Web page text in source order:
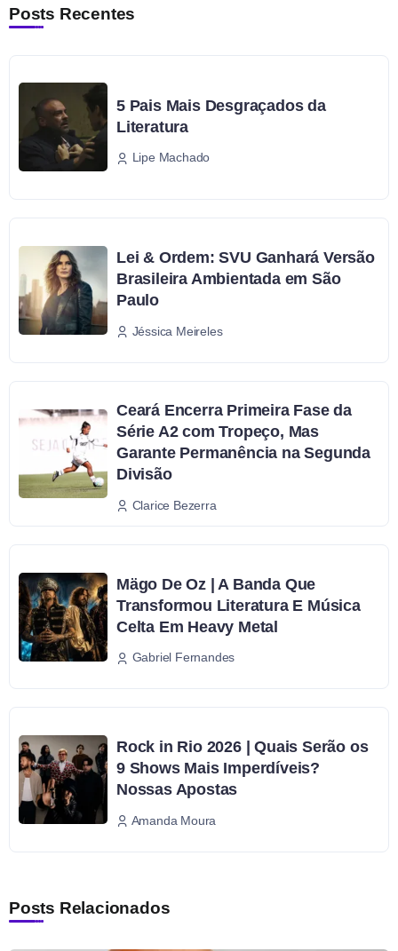
Posts Recentes
5 Pais Mais Desgraçados da
Literatura
Lipe Machado
Lei & Ordem: SVU Ganhará Versão
Brasileira Ambientada em São
Paulo
Jéssica Meireles
Ceará Encerra Primeira Fase da
Série A2 com Tropeço, Mas
Garante Permanência na Segunda
Divisão
Clarice Bezerra
Mägo De Oz | A Banda Que
Transformou Literatura E Música
Celta Em Heavy Metal
Gabriel Fernandes
Rock in Rio 2026 | Quais Serão os
9 Shows Mais Imperdíveis?
Nossas Apostas
Amanda Moura
Posts Relacionados